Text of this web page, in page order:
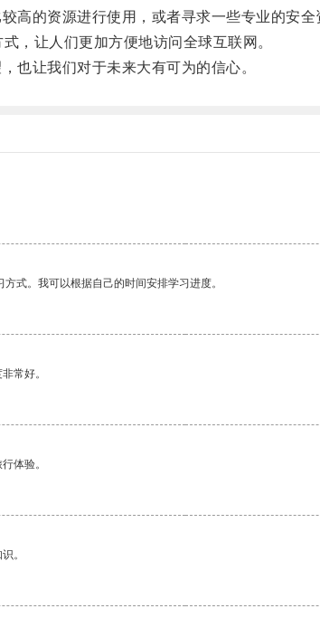
的资源进行使用，或者寻求一些专业的安全
让人们更加方便地访问全球互联网。
让我们对于未来大有可为的信心。
式。我可以根据自己的时间安排学习进度。
常好。
体验。
。